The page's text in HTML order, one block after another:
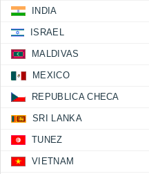
INDIA
ISRAEL
MALDIVAS
MEXICO
REPUBLICA CHECA
SRI LANKA
TUNEZ
VIETNAM